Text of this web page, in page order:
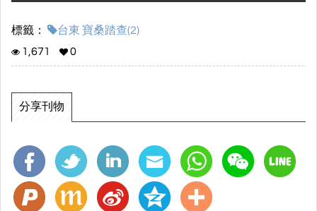
標籤：
台東 寶桑踏查(2)
1,671
0
分享刊物